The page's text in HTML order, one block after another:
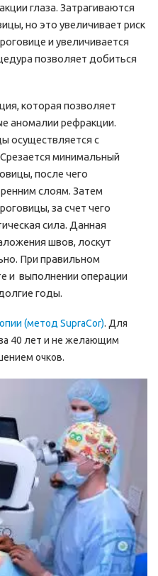
глаза. Затрагиваются
но это увеличивает риск
и увеличивается
позволяет добиться
которая позволяет
аномалии рефракции.
осуществляется с
минимальный
после чего
слоям. Затем
за счет чего
сила. Данная
швов, лоскут
При правильном
и выполнении операции
годы.
(метод SupraCor). Для
40 лет и не желающим
очков.